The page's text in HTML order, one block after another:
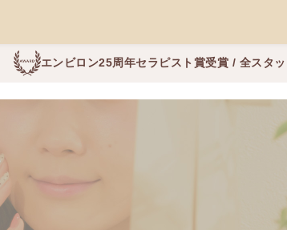
エンビロン25周年セラピスト賞受賞 / 全スタ